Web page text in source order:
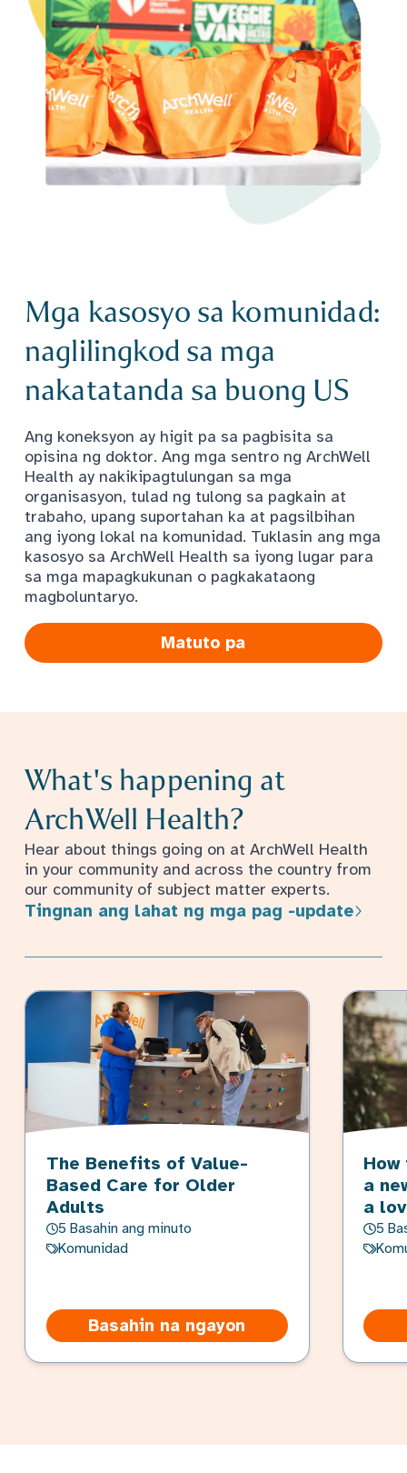
Mga kasosyo sa komunidad:
naglilingkod sa mga
nakatatanda sa buong US
Ang koneksyon ay higit pa sa pagbisita sa
opisina ng doktor. Ang mga sentro ng ArchWell
Health ay nakikipagtulungan sa mga
organisasyon, tulad ng tulong sa pagkain at
trabaho, upang suportahan ka at pagsilbihan
ang iyong lokal na komunidad. Tuklasin ang mga
kasosyo sa ArchWell Health sa iyong lugar para
sa mga mapagkukunan o pagkakataong
magboluntaryo.
Matuto pa
What's happening at
ArchWell Health?
Hear about things going on at ArchWell Health
in your community and across the country from
our community of subject matter experts.
Tingnan ang lahat ng mga pag -update
The Benefits of Value-
Based Care for Older
Adults
5 Basahin ang minuto
Komunidad
Basahin na ngayon
a
a
5